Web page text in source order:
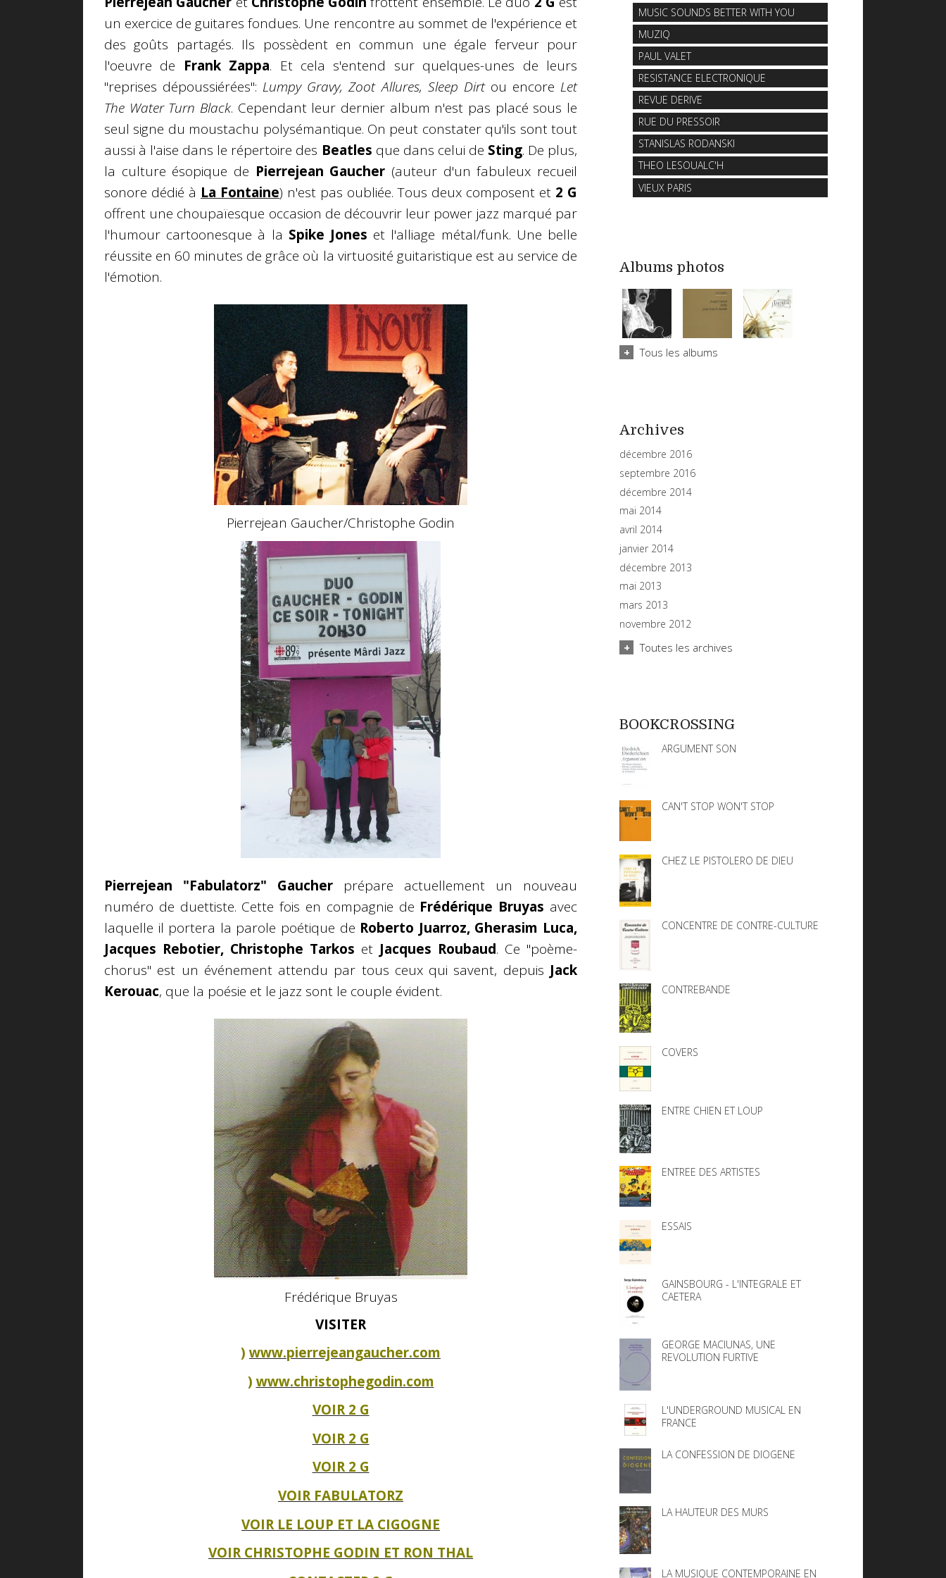
un exercice de guitares fondues. Une rencontre au sommet de l'expérience et
des goûts partagés. Ils possèdent en commun une égale ferveur pour
l'oeuvre de Frank Zappa. Et cela s'entend sur quelques-unes de leurs
"reprises dépoussiérées": Lumpy Gravy, Zoot Allures, Sleep Dirt ou encore Let
The Water Turn Black. Cependant leur dernier album n'est pas placé sous le
seul signe du moustachu polysémantique. On peut constater qu'ils sont tout
aussi à l'aise dans le répertoire des Beatles que dans celui de Sting. De plus,
la culture ésopique de Pierrejean Gaucher (auteur d'un fabuleux recueil
sonore dédié à La Fontaine) n'est pas oubliée. Tous deux composent et 2 G
offrent une choupaïesque occasion de découvrir leur power jazz marqué par
l'humour cartoonesque à la Spike Jones et l'alliage métal/funk. Une belle
réussite en 60 minutes de grâce où la virtuosité guitaristique est au service de
l'émotion.
Pierrejean Gaucher/Christophe Godin
Pierrejean "Fabulatorz" Gaucher
prépare actuellement un nouveau
numéro de duettiste. Cette fois en compagnie de Frédérique Bruyas avec
laquelle il portera la parole poétique de Roberto Juarroz, Gherasim Luca,
Jacques Rebotier, Christophe Tarkos et Jacques Roubaud. Ce "poème-
chorus" est un événement attendu par tous ceux qui savent, depuis Jack
Kerouac, que la poésie et le jazz sont le couple évident.
Frédérique Bruyas
VISITER
) www.pierrejeangaucher.com
) www.christophegodin.com
VOIR 2 G
VOIR 2 G
VOIR 2 G
VOIR FABULATORZ
VOIR LE LOUP ET LA CIGOGNE
VOIR CHRISTOPHE GODIN ET RON THAL
MUSIC SOUNDS BETTER WITH YOU
MUZIQ
PAUL VALET
RESISTANCE ELECTRONIQUE
REVUE DERIVE
RUE DU PRESSOIR
STANISLAS RODANSKI
THEO LESOUALC'H
VIEUX PARIS
Albums photos
Tous les albums
Archives
décembre 2016
septembre 2016
décembre 2014
mai 2014
avril 2014
janvier 2014
décembre 2013
mai 2013
mars 2013
novembre 2012
Toutes les archives
BOOKCROSSING
ARGUMENT SON
CAN'T STOP WON'T STOP
CHEZ LE PISTOLERO DE DIEU
CONCENTRE DE CONTRE-CULTURE
CONTREBANDE
COVERS
ENTRE CHIEN ET LOUP
ENTREE DES ARTISTES
ESSAIS
GAINSBOURG - L'INTEGRALE ET
CAETERA
GEORGE MACIUNAS, UNE
REVOLUTION FURTIVE
L'UNDERGROUND MUSICAL EN
FRANCE
LA CONFESSION DE DIOGENE
LA HAUTEUR DES MURS
LA MUSIQUE CONTEMPORAINE EN